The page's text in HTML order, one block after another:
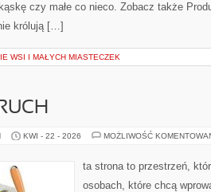
czy małe co nieco. Zobacz także
królują […]
WSI I MAŁYCH MIASTECZEK
KWI - 22 - 2026 MOŻLIWOŚĆ
ta strona to przestrzeń,
osobach, które chcą